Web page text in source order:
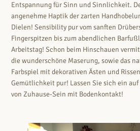
Entspannung für Sinn und Sinnlichkeit.
angenehme Haptik der zarten
Dielen! Sensibility pur vom sanften
Fingerspitzen bis zum abendlichen
Arbeitstag! Schon beim Hinschauen
die wunderschöne Maserung, sowie das
Farbspiel mit dekorativen Ästen und
Gemütlichkeit pur! Lassen Sie sich ein auf
von Zuhause-Sein mit Bodenkontakt!